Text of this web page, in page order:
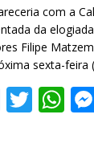
k p
com a
da
Filipe
sexta-feira
F
ac
T
w
W
h